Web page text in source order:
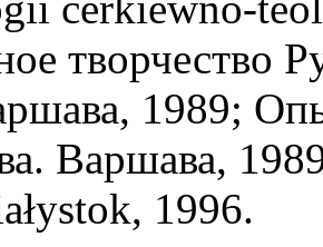
творчество
1989;
Варшава,
1996.